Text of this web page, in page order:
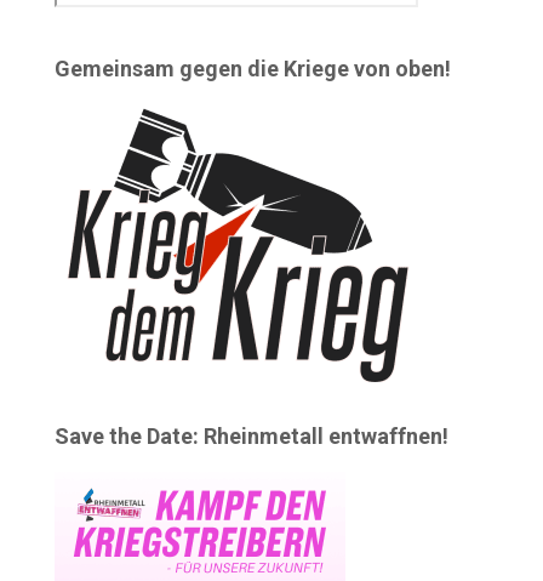
Gemeinsam gegen die Kriege von oben!
Save the Date: Rheinmetall entwaffnen!